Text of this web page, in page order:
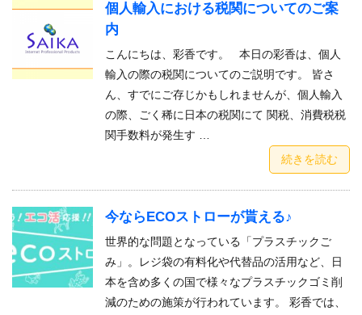
個人輸入における税関についてのご案
内
こんにちは、彩香です。 本日の彩香は、個人
輸入の際の税関についてのご説明です。 皆さ
ん、すでにご存じかもしれませんが、個人輸入
の際、ごく稀に日本の税関にて 関税、消費税税
関手数料が発生す …
続きを読む
今ならECOストローが貰える♪
世界的な問題となっている「プラスチックご
み」。レジ袋の有料化や代替品の活用など、日
本を含め多くの国で様々なプラスチックゴミ削
減のための施策が行われています。 彩香では、